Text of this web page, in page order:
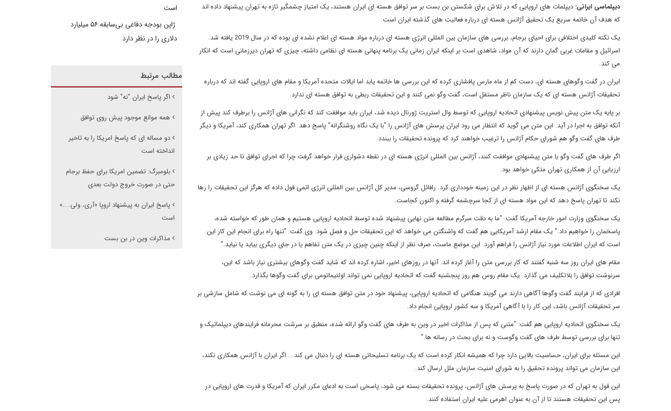
دیپلماسی ایرانی: دیپلمات های اروپایی که در تلاش برای شکستن بن بست بر سر توافق هسته ای ایران هستند، یک امتیاز چشمگیر تازه به تهران پیشنهاد داده اند
که هدف آن خاتمه سریع یک تحقیق آژانس هسته ای درباره فعالیت های گذشته ایران است.
یک نکته کلیدی اختلافی برای احیای برجام، بررسی های سازمان بین المللی انرژی هسته ای درباره مواد هسته ای اعلام نشده ای بوده که در سال 2019 یافته شد.
اسرائیل و مقامات غربی گمان دارند که آن مواد، شاهدی است بر اینکه ایران زمانی یک برنامه پنهانی هسته ای نظامی داشته، چیزی که تهران دیرزمانی است که انکار
می کند.
ایران در گفت وگوهای هسته ای، دست کم از ماه مارس پافشاری کرده که این بررسی ها خاتمه یابد اما ایالات متحده آمریکا و مقام های اروپایی گفته اند که درباره
تحقیقات آژانس هسته ای که یک سازمان ناظر مستقل است، گفت وگو نمی کنند و این تحقیقات ربطی به توافق هسته ای ندارد.
بر پایه یک متن پیش نویس پیشنهادی اتحادیه اروپایی که توسط وال استریت ژورنال دیده شد، ایران باید موافقت کند که نگرانی های آژانس را برطرف کند پیش از
آنکه توافق به اجرا در آید. این متن می گوید که انتظار می رود ایران پرسش های آژانس را "با یک نگاه روشنگرانه" پاسخ دهد. اگر تهران همکاری کند، آمریکا و دیگر
طرف های گفت وگو هم شورای حکام آژانس را ترغیب خواهند کرد که پرونده تحقیقات را ببندد.
اگر طرف های گفت وگو با متن پیشنهادی موافقت کنند، آژانس بین المللی انرژی هسته ای در نقطه دشواری قرار خواهد گرفت چرا که اجرای توافق تا حد زیادی بر
ارزیابی آن از همکاری تهران متکی خواهد بود.
یک سخنگوی آژانس هسته ای از اظهار نظر در این زمینه خودداری کرد. رافائل گروسی، مدیر کل آژانس بین المللی انرژی اتمی قول داده که هرگز این تحقیقات را رها
نکند تا تهران پاسخ دهد که این مواد هسته ای از کجا سرچشمه گرفته و اکنون کجاست.
یک سخنگوی وزارت امور خارجه آمریکا گفت: "ما به دقت سرگرم مطالعه متن نهایی پیشنهاد شده توسط اتحادیه اروپایی هستیم و همان طور که خواسته شده،
پاسخمان را خواهیم داد." یک مقام ارشد آمریکایی هم گفت که واشنگتن می خواهد که این تحقیقات حل و فصل شود. وی گفت: "تنها راه برای انجام این کار این
است که ایران اطلاعات مورد نیاز آژانس را فراهم آورد. این موضع ماست، صرف نظر از اینکه چنین چیزی در یک متن تفاهم یا در جای دیگری بیاید یا نیاید."
مقام های ایران روز سه شنبه گفتند که کار بررسی متن را آغاز کرده اند. آنها در روزهای اخیر، اشاره کرده اند که شاید گفت وگوهای بیشتری نیاز باشد که این،
سرنوشت توافق را بلاتکلیف می گذارد. یک مقام روس هم روز پنجشنبه گفت که اتحادیه اروپایی نمی تواند اولتیماتومی برای گفت وگوها بگذارد.
افرادی که از فرایند گفت وگوها آگاهی دارند می گویند هنگامی که اتحادیه اروپایی، پیشنهاد خود در متن توافق هسته ای را به گونه ای می نوشت که شامل سازشی بر
سر تحقیقات آژانس باشد، این کار را با آگاهی آمریکا و سه کشور اروپایی انجام داد.
یک سخنگوی اتحادیه اروپایی هم گفت: "متنی که پس از مذاکرات اخیر در وین به طرف های گفت وگو ارائه شده، منطبق بر سرشت محرمانه فرایندهای دیپلماتیک و
تنها برای بررسی توسط طرف های گفت وگوست و نه برای بحث در رسانه ها."
این مسئله برای ایران، حساسیت بالایی دارد چرا که همیشه انکار کرده است که یک برنامه تسلیحاتی هسته ای را دنبال می کند... اگر ایران با آژانس همکاری نکند،
این سازمان می تواند پرونده تحقیق را به شورای امنیت سازمان ملل ارسال کند.
این قول به تهران که در صورت پاسخ به پرسش های آژانس، پرونده تحقیقات بسته می شود، پاسخی است به ادعای مکرر ایران که آمریکا و قدرت های اروپایی در
پس این تحقیقات هستند تا از آن به عنوان اهرمی علیه ایران استفاده کنند.
است
ژاپن بودجه دفاعی بی‌سابقه ۵۶ میلیارد
دلاری را در نظر دارد
مطالب مرتبط
اگر پاسخ ایران "نه" شود
همه موانع موجود پیش روی توافق
دو مساله ای که پاسخ امریکا را به تاخیر
انداخته است
بلومبرگ: تضمین امریکا برای حفظ برجام
حتی در صورت خروج دولت بعدی
پاسخ ایران به پیشنهاد اروپا «آری، ولی....»
است
مذاکرات وین در بن بست